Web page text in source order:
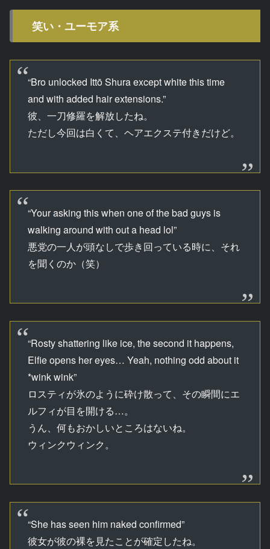
笑い・ユーモア系
“Bro unlocked Ittō Shura except white this time
and with added hair extensions.”
彼、一刀修羅を解放したね。
ただし今回は白くて、ヘアエクステ付きだけど。
“Your asking this when one of the bad guys is
walking around with out a head lol”
悪党の一人が頭なしで歩き回っている時に、それ
を聞くのか（笑）
“Rosty shattering like ice, the second it happens,
Elfie opens her eyes… Yeah, nothing odd about it
*wink wink”
ロスティが氷のように砕け散って、その瞬間にエ
ルフィが目を開ける…。
うん、何もおかしいところはないね。
ウィンクウィンク。
“She has seen him naked confirmed”
彼女が彼の裸を見たことが確定したね。